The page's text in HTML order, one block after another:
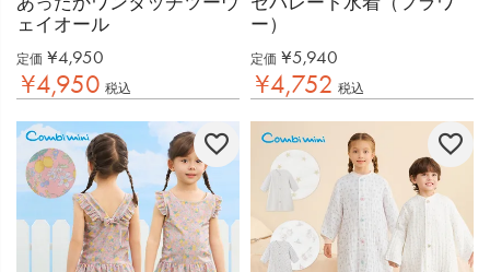
ェイオール
定価 ¥4,950
¥4,950 税込
ー）
定価 ¥5,940
¥4,752 税込